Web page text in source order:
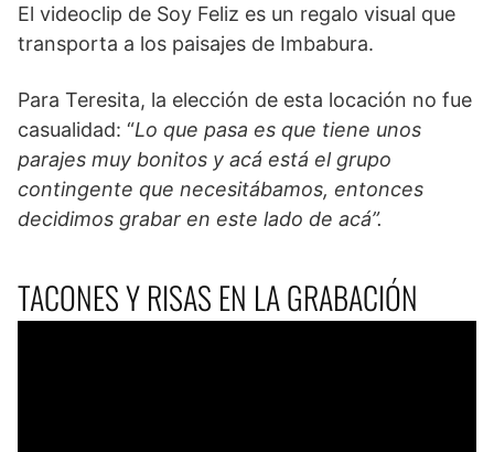
El videoclip de Soy Feliz es un regalo visual que
transporta a los paisajes de Imbabura.
Para Teresita, la elección de esta locación no fue
casualidad: “Lo que pasa es que tiene unos
parajes muy bonitos y acá está el grupo
contingente que necesitábamos, entonces
decidimos grabar en este lado de acá”.
TACONES Y RISAS EN LA GRABACIÓN